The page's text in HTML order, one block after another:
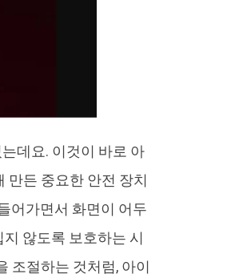
데요. 이것이 바로 아
만든 중요한 안전 장치
어가면서 화면이 어두
않도록 보호하는 시
조절하는 것처럼, 아이